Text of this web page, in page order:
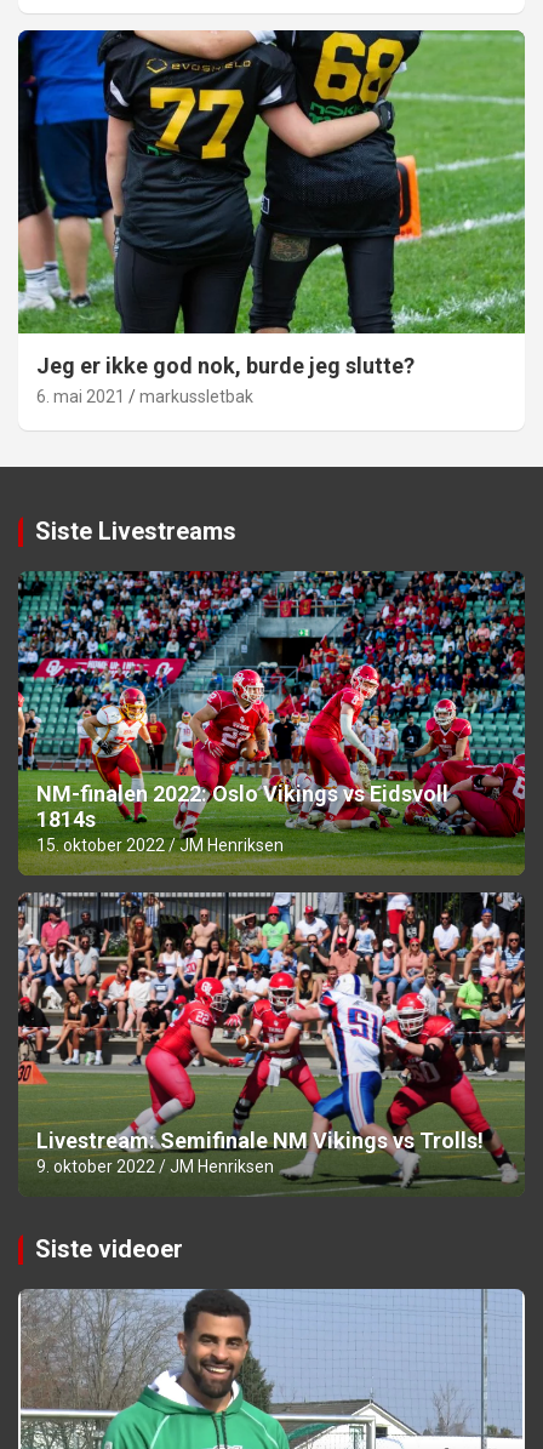
Jeg er ikke god nok, burde jeg slutte?
6. mai 2021 markussletbak
Siste Livestreams
NM-finalen 2022: Oslo Vikings vs Eidsvoll
1814s
15. oktober 2022 JM Henriksen
Livestream: Semifinale NM Vikings vs Trolls!
9. oktober 2022 JM Henriksen
Siste videoer